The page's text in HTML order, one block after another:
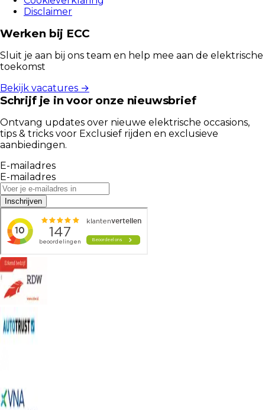
Disclaimer
Werken bij ECC
Sluit je aan bij ons team en help mee aan de elektrische
toekomst
Bekijk vacatures →
Schrijf je in voor onze nieuwsbrief
Ontvang updates over nieuwe elektrische occasions,
tips & tricks voor Exclusief rijden en exclusieve
aanbiedingen.
E-mailadres
E-mailadres
Inschrijven